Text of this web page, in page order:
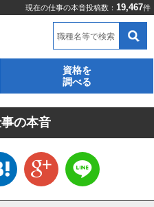
現在の仕事の本音投稿数： 19,467件
職種名等で検索
資格を
調べる
の本音